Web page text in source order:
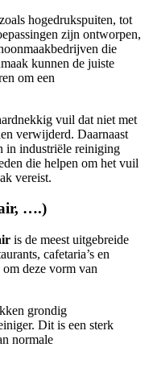
hogedrukspuiten, tot
zijn ontworpen,
die
kunnen de juiste
om een
vuil dat niet met
verwijderd. Daarnaast
in industriële reiniging
die helpen om het vuil
vereist.
….)
is de meest uitgebreide
cafetaria’s en
deze vorm van
grondig
Dit is een sterk
normale